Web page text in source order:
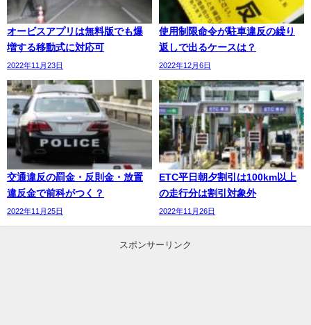
オービスアプリは無料版でも爆
増する移動式に対応可
2022年11月23日
使用制限命令が駐車違反の繰り
返しで出るケースは？
2022年12月6日
交通違反の罰金・反則金・放置
違反金で前科がつく？
2022年11月25日
ETC平日朝夕割引は100km以上
の走行分は割引対象外
2022年11月26日
スポンサーリンク